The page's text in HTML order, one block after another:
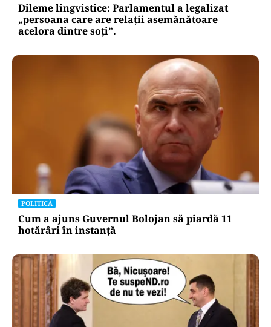
Dileme lingvistice: Parlamentul a legalizat
„persoana care are relații asemănătoare
acelora dintre soți”.
POLITICĂ
Cum a ajuns Guvernul Bolojan să piardă 11
hotărâri în instanță